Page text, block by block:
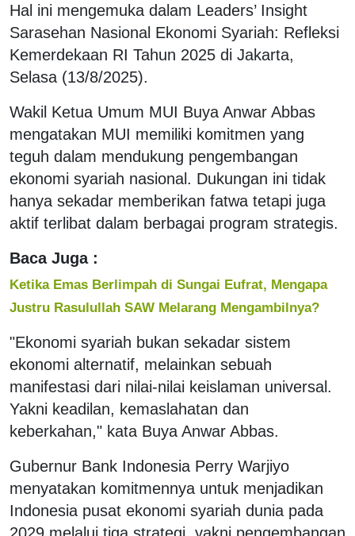
Hal ini mengemuka dalam Leaders’ Insight
Sarasehan Nasional Ekonomi Syariah: Refleksi
Kemerdekaan RI Tahun 2025 di Jakarta,
Selasa (13/8/2025).
Wakil Ketua Umum MUI Buya Anwar Abbas
mengatakan MUI memiliki komitmen yang
teguh dalam mendukung pengembangan
ekonomi syariah nasional. Dukungan ini tidak
hanya sekadar memberikan fatwa tetapi juga
aktif terlibat dalam berbagai program strategis.
Baca Juga :
Ketika Emas Berlimpah di Sungai Eufrat, Mengapa
Justru Rasulullah SAW Melarang Mengambilnya?
"Ekonomi syariah bukan sekadar sistem
ekonomi alternatif, melainkan sebuah
manifestasi dari nilai-nilai keislaman universal.
Yakni keadilan, kemaslahatan dan
keberkahan," kata Buya Anwar Abbas.
Gubernur Bank Indonesia Perry Warjiyo
menyatakan komitmennya untuk menjadikan
Indonesia pusat ekonomi syariah dunia pada